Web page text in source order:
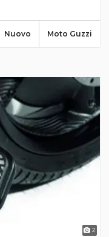
Moto Guzzi
Nuovo
2